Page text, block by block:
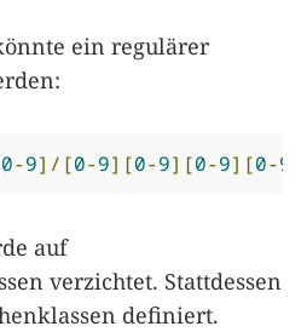
ein regulärer
0-9]/[0-9][0-9][0-9][0-9
auf
verzichtet. Stattdessen
definiert.